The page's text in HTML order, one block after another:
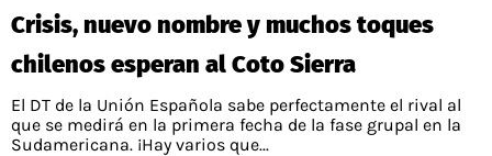
Crisis, nuevo nombre y muchos toques
chilenos esperan al Coto Sierra
El DT de la Unión Española sabe perfectamente el rival al
que se medirá en la primera fecha de la fase grupal en la
Sudamericana. ¡Hay varios que...